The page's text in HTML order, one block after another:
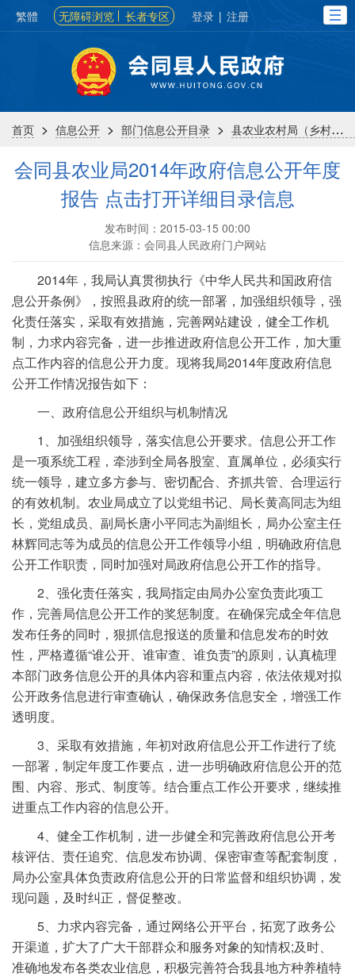
繁體 无障碍浏览 长者专区 登录 | 注册
首页 > 信息公开 > 部门信息公开目录 > 县农业农村局（乡村振兴局）
会同县农业局2014年政府信息公开年度
报告 点击打开详细目录信息
发布时间：2015-03-15 00:00
信息来源：会同县人民政府门户网站
2014年，我局认真贯彻执行《中华人民共和国政府信
息公开条例》，按照县政府的统一部署，加强组织领导，强
化责任落实，采取有效措施，完善网站建设，健全工作机
制，力求内容完备，进一步推进政府信息公开工作，加大重
点工作内容的信息公开力度。现将我局2014年度政府信息
公开工作情况报告如下：
一、政府信息公开组织与机制情况
1、加强组织领导，落实信息公开要求。信息公开工作
是一项系统工程，牵涉到全局各股室、直属单位，必须实行
统一领导，建立多方参与、密切配合、齐抓共管、合理运行
的有效机制。农业局成立了以党组书记、局长黄高同志为组
长，党组成员、副局长唐小平同志为副组长，局办公室主任
林辉同志等为成员的信息公开工作领导小组，明确政府信息
公开工作职责，同时加强对局政府信息公开工作的指导。
2、强化责任落实，我局指定由局办公室负责此项工
作，完善局信息公开工作的奖惩制度。在确保完成全年信息
发布任务的同时，狠抓信息报送的质量和信息发布的时效
性，严格遵循“谁公开、谁审查、谁负责”的原则，认真梳理
本部门政务信息公开的具体内容和重点内容，依法依规对拟
公开政务信息进行审查确认，确保政务信息安全，增强工作
透明度。
3、采取有效措施，年初对政府信息公开工作进行了统
一部署，制定年度工作要点，进一步明确政府信息公开的范
围、内容、形式、制度等。结合重点工作公开要求，继续推
进重点工作内容的信息公开。
4、健全工作机制，进一步健全和完善政府信息公开考
核评估、责任追究、信息发布协调、保密审查等配套制度，
局办公室具体负责政府信息公开的日常监督和组织协调，发
现问题，及时纠正，督促整改。
5、力求内容完备，通过网络公开平台，拓宽了政务公
开渠道，扩大了广大干部群众和服务对象的知情权;及时、
准确地发布各类农业信息，积极完善符合我县地方种养植特